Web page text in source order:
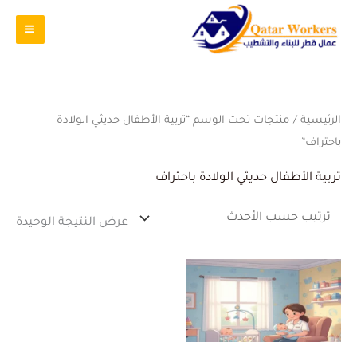
الرئيسية / منتجات تحت الوسم “تربية الأطفال حديثي الولادة
باحتراف”
تربية الأطفال حديثي الولادة باحتراف
عرض النتيجة الوحيدة